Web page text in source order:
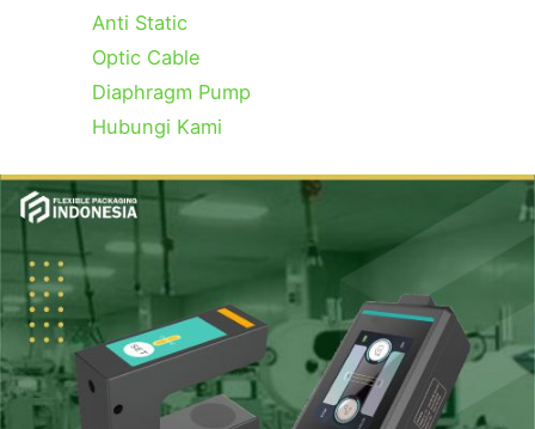
Anti Static
Optic Cable
Diaphragm Pump
Hubungi Kami